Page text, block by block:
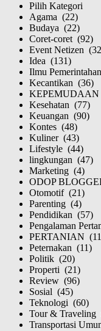
Pilih Kategori
Agama (22)
Budaya (22)
Coret-coret (92)
Event Netizen
Idea (131)
Ilmu
Kecantikan (36)
Kesehatan (77)
Keuangan (90)
Kontes (48)
Kuliner (43)
Lifestyle (44)
lingkungan (47)
Marketing (4)
ODOP
Otomotif (21)
Parenting (4)
Pendidikan (57)
Pengalaman
PERTANIAN
Peternakan (11)
Politik (20)
Properti (21)
Review (96)
Sosial (45)
Teknologi (60)
Tour & Traveling
Transportasi